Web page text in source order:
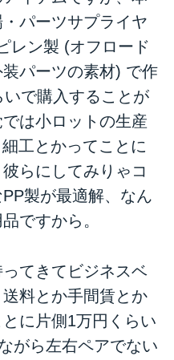
パーツサプライヤ
レン製 (オフロード
パーツの素材) で作
で購入することが
は小ロットの生産
工とかってことに
らにしてみりゃコ
製が最適解、なん
ですから。
てきてビジネスベ
料とか手間賃とか
に片側1万円くらい
がら左右ペアでない